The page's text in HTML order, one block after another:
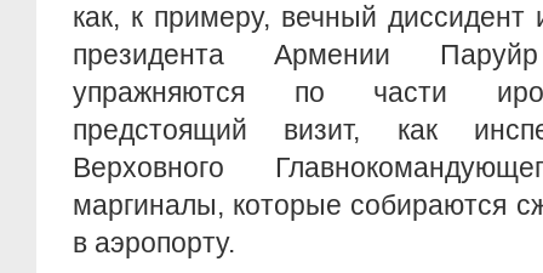
как, к примеру, вечный диссидент
президента Армении
упражняются по части
предстоящий визит, как
Верховного
маргиналы, которые собираются
в аэропорту.